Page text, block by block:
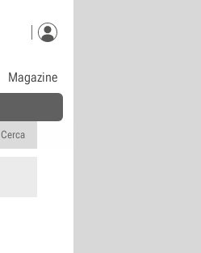
Magazine
Cerca